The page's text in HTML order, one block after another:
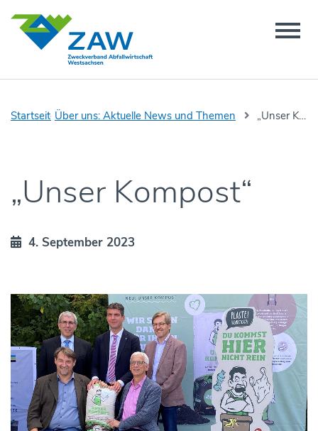
StartseiteÜber uns: Aktuelle News und Themen „Unser Kompost“
„Unser Kompost“
4. September 2023